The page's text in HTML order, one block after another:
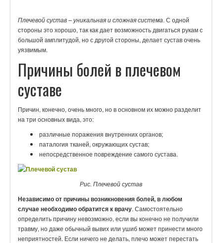
Плечевой сустав – уникальная и сложная система. С одной
стороны это хорошо, так как дает возможность двигаться рукам с
большой амплитудой, но с другой стороны, делает сустав очень
уязвимым.
Причины болей в плечевом
суставе
Причин, конечно, очень много, но в основном их можно разделит
на три основных вида, это:
различные поражения внутренних органов;
паталогия тканей, окружающих сустав;
непосредственное повреждение самого сустава.
Рис. Плечевой сустав
Независимо от причины возникновения болей, в любом
случае необходимо обратится к врачу. Самостоятельно
определить причину невозможно, если вы конечно не получили
травму, но даже обычный вывих или ушиб может принести много
неприятностей. Если ничего не делать, плечо может перестать